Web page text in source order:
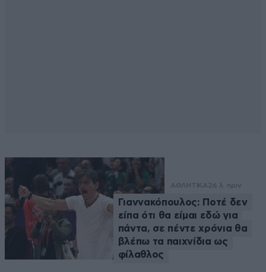
ΑΘΛΗΤΙΚΑ 26 λ. πριν
Γιαννακόπουλος: Ποτέ δεν
είπα ότι θα είμαι εδώ για
πάντα, σε πέντε χρόνια θα
βλέπω τα παιχνίδια ως
φίλαθλος